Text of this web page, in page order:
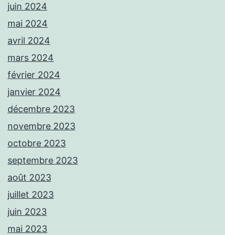
juin 2024
mai 2024
avril 2024
mars 2024
février 2024
janvier 2024
décembre 2023
novembre 2023
octobre 2023
septembre 2023
août 2023
juillet 2023
juin 2023
mai 2023